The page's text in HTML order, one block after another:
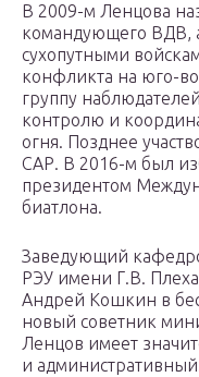
В 2009-м Ленцова
командующего ВДВ,
сухопутными
конфликта на юго-
группу
контролю и
огня. Позднее
САР. В 2016-м был
президентом
биатлона.
Заведующий
РЭУ имени Г.В.
Андрей Кошкин в
новый советник
Ленцов имеет
и